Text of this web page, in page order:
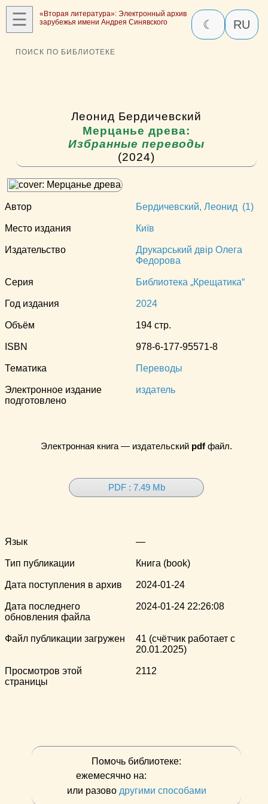
☰
«Вторая литература»: Электронный архив
зарубежья имени Андрея Синявского
☾ RU
ПОИСК ПО БИБЛИОТЕКЕ
Леонид Бердичевский
Мерцанье древа:
Избранные переводы
(2024)
Автор Бердичевский, Леонид (1)
Место издания Київ
Издательство
Друкарський двір Олега
Федорова
Серия Библиотека „Крещатика“
Год издания 2024
Объём 194 стр.
ISBN 978-6-177-95571-8
Тематика Переводы
Электронное издание
подготовлено
издатель
Электронная книга — издательский pdf файл.
PDF : 7.49 Mb
Язык —
Тип публикации Книга (book)
Дата поступления в архив 2024-01-24
Дата последнего
обновления файла
2024-01-24 22:26:08
Файл публикации загружен
41 (счётчик работает с
20.01.2025)
Просмотров этой
страницы
2112
Помочь библиотеке:
ежемесячно на:
или разово другими способами